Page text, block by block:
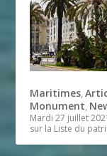
Maritimes,
Monument,
Mardi 27 juillet
sur la Liste du